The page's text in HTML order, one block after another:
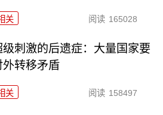
关 阅读 165028
级刺激的后遗症：大量国家要
外转移矛盾
关 阅读 158497